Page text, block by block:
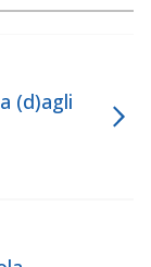
(d)agli